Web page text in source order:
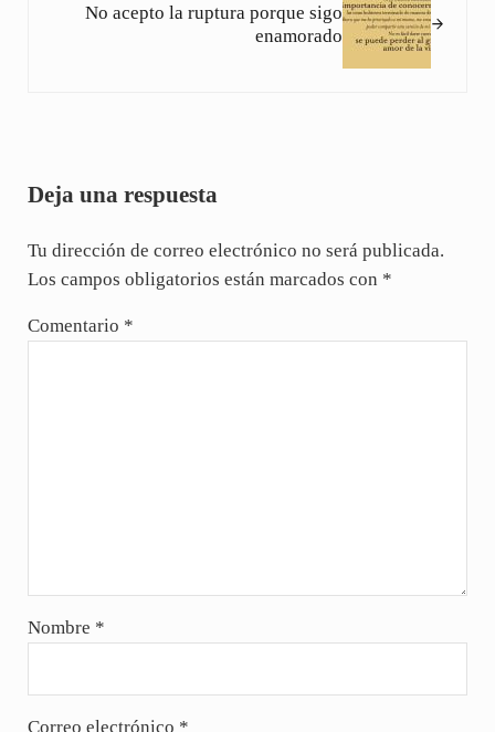
No acepto la ruptura porque sigo
enamorado
Deja una respuesta
Tu dirección de correo electrónico no será publicada.
Los campos obligatorios están marcados con *
Comentario *
Nombre *
Correo electrónico *